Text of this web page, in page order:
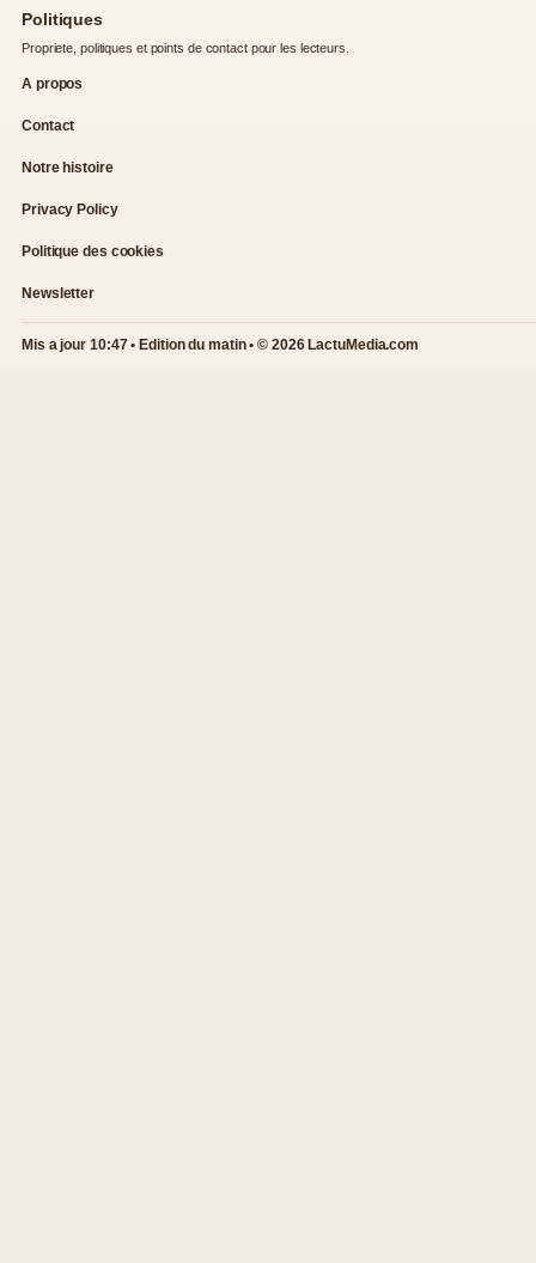
Politiques
Propriete, politiques et points de contact pour les lecteurs.
A propos
Contact
Notre histoire
Privacy Policy
Politique des cookies
Newsletter
Mis a jour 10:47 • Edition du matin • © 2026 LactuMedia.com